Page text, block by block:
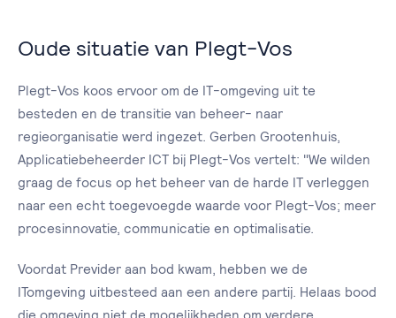
Oude situatie van Plegt-Vos
Plegt-Vos koos ervoor om de IT-omgeving uit te
besteden en de transitie van beheer- naar
regieorganisatie werd ingezet. Gerben Grootenhuis,
Applicatiebeheerder ICT bij Plegt-Vos vertelt: "We wilden
graag de focus op het beheer van de harde IT verleggen
naar een echt toegevoegde waarde voor Plegt-Vos; meer
procesinnovatie, communicatie en optimalisatie.
Voordat Previder aan bod kwam, hebben we de
ITomgeving uitbesteed aan een andere partij. Helaas bood